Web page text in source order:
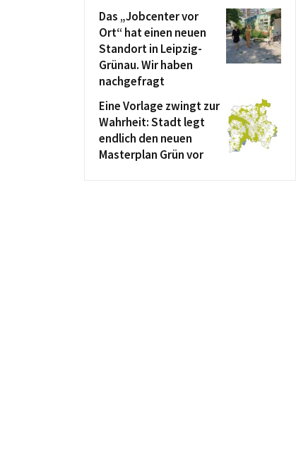
Das „Jobcenter vor
Ort“ hat einen neuen
Standort in Leipzig-
Grünau. Wir haben
nachgefragt
Eine Vorlage zwingt zur
Wahrheit: Stadt legt
endlich den neuen
Masterplan Grün vor